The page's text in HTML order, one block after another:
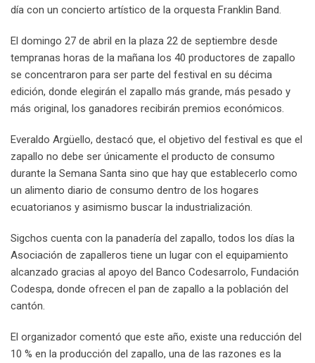
día con un concierto artístico de la orquesta Franklin Band.
El domingo 27 de abril en la plaza 22 de septiembre desde
tempranas horas de la mañana los 40 productores de zapallo
se concentraron para ser parte del festival en su décima
edición, donde elegirán el zapallo más grande, más pesado y
más original, los ganadores recibirán premios económicos.
Everaldo Argüello, destacó que, el objetivo del festival es que el
zapallo no debe ser únicamente el producto de consumo
durante la Semana Santa sino que hay que establecerlo como
un alimento diario de consumo dentro de los hogares
ecuatorianos y asimismo buscar la industrialización.
Sigchos cuenta con la panadería del zapallo, todos los días la
Asociación de zapalleros tiene un lugar con el equipamiento
alcanzado gracias al apoyo del Banco Codesarrolo, Fundación
Codespa, donde ofrecen el pan de zapallo a la población del
cantón.
El organizador comentó que este año, existe una reducción del
10 % en la producción del zapallo, una de las razones es la